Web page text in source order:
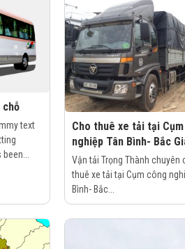
chỗ
text
been...
Cho thuê xe tải tại
nghiệp Tân Bình- Bắc
Vận tải Trọng Thành chuyên
thuê xe tải tại Cụm công
Bình- Bắc...